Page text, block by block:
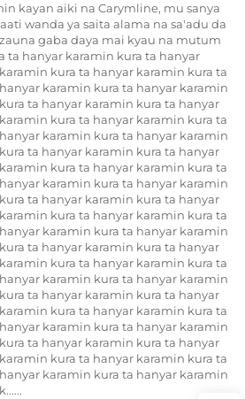
kayan aiki na Carymline, mu sanya
wanda ya saita alama na sa'adu da
gaba daya mai kyau na mutum
ta hanyar karamin kura ta hanyar
kura ta hanyar karamin kura ta
karamin kura ta hanyar karamin
ta hanyar karamin kura ta hanyar
kura ta hanyar karamin kura ta
karamin kura ta hanyar karamin
ta hanyar karamin kura ta hanyar
kura ta hanyar karamin kura ta
karamin kura ta hanyar karamin
ta hanyar karamin kura ta hanyar
kura ta hanyar karamin kura ta
karamin kura ta hanyar karamin
ta hanyar karamin kura ta hanyar
kura ta hanyar karamin kura ta
karamin kura ta hanyar karamin
ta hanyar karamin kura ta hanyar
kura ta hanyar karamin kura ta
karamin kura ta hanyar karamin
ta hanyar karamin kura ta hanyar
kura ta hanyar karamin kura ta
karamin kura ta hanyar karamin